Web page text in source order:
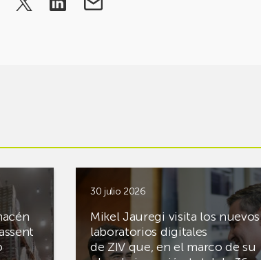
30 julio 2026
Mikel Jauregi visita los nuevos
laboratorios digitales
de ZIV que, en el marco de su